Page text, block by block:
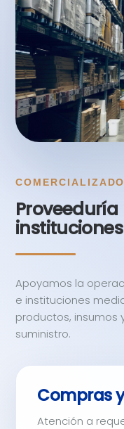
instituciones
Apoyamos la
e instituciones
productos, insumos
suministro.
Compras
Atención a